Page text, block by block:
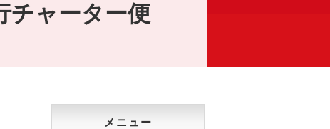
チャーター便
メニュー